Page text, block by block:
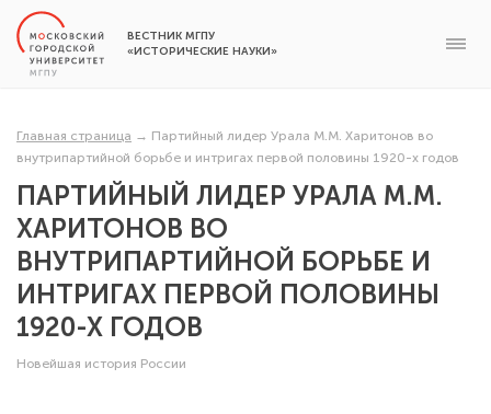
ВЕСТНИК МГПУ
«ИСТОРИЧЕСКИЕ НАУКИ»
Главная страница → Партийный лидер Урала М.М. Харитонов во
внутрипартийной борьбе и интригах первой половины 1920-х годов
ПАРТИЙНЫЙ ЛИДЕР УРАЛА М.М.
ХАРИТОНОВ ВО
ВНУТРИПАРТИЙНОЙ БОРЬБЕ И
ИНТРИГАХ ПЕРВОЙ ПОЛОВИНЫ
1920-Х ГОДОВ
Новейшая история России